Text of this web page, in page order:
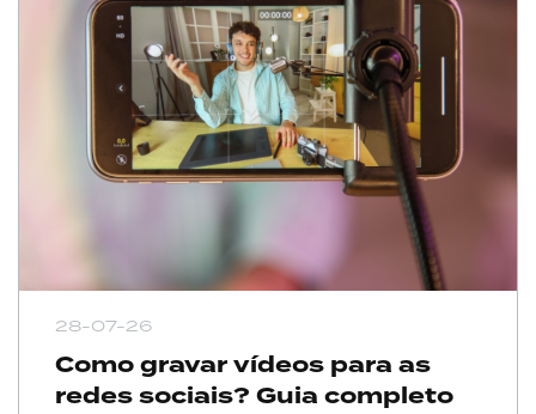
28-07-26
Como gravar vídeos para as
redes sociais? Guia completo